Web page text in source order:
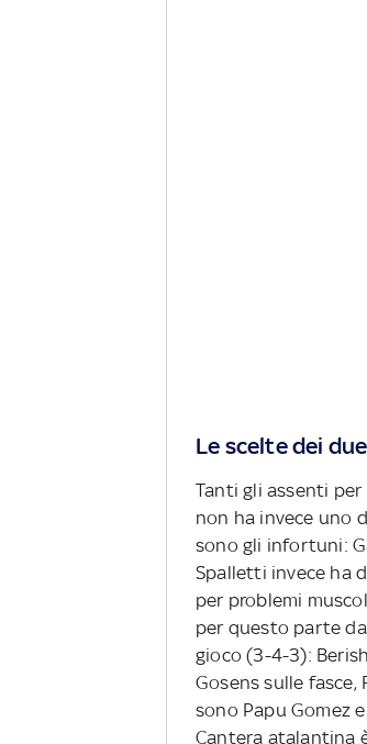
Le scelte dei
Tanti gli assenti per
non ha invece uno
sono gli infortuni:
Spalletti invece ha
per problemi
per questo parte
gioco (3-4-3):
Gosens sulle fasce,
sono Papu Gomez
Cantera atalantina